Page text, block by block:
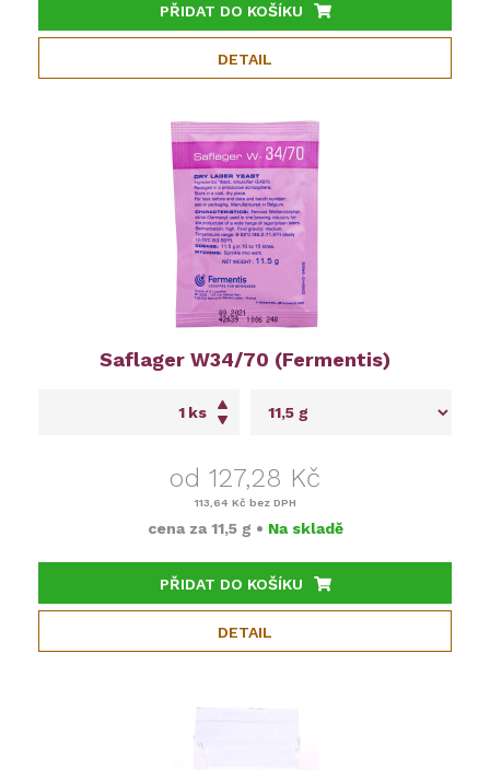
PŘIDAT DO KOŠÍKU
DETAIL
Saflager W34/70 (Fermentis)
ks
od 127,28 Kč
113,64 Kč bez DPH
cena za 11,5 g • Na skladě
PŘIDAT DO KOŠÍKU
DETAIL